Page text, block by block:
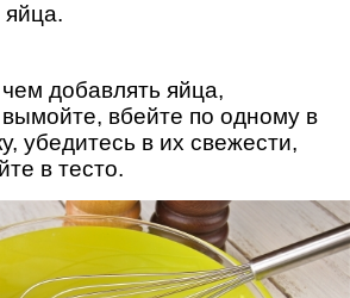
яйца.
добавлять яйца,
вбейте по одному в
убедитесь в их свежести,
в тесто.